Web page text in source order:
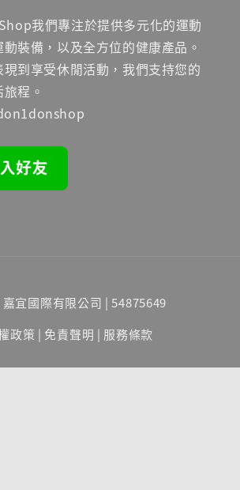
我們專注於提供多元化的運動
裝備，以及全方位的健康產品。
到享受休閒活動，我們支持您的
程。
宜國際有限公司 | 54875649
政策 | 免責聲明 | 服務條款